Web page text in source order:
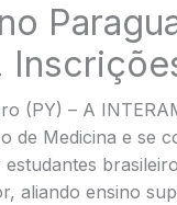
(PY) – A
de Medicina e se
aliando ensino